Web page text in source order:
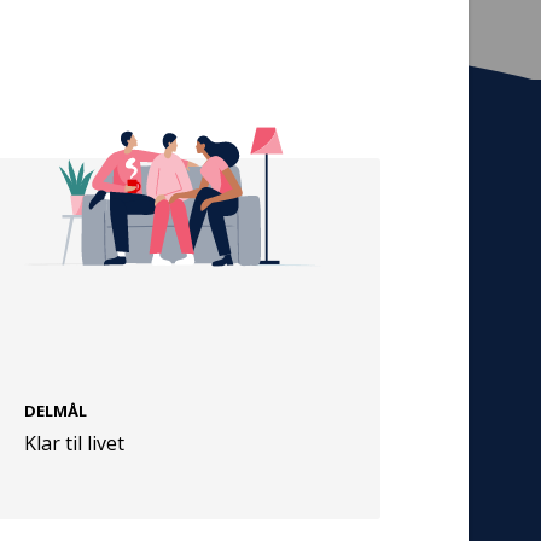
DELMÅL
Klar til livet
Tilmeld nyhedsbrev
De seneste nyheder om TrygFondens og
TryghedsGruppens aktiviteter direkte i din
indbakke.
Persondata